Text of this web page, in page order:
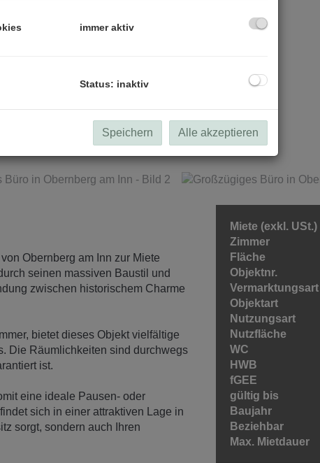
Obernberg am Inn zur Miete
seinen massiven Baustil und
zwischen historischem Charme
bietet dieses Objekt vielfältige
Die Räumlichkeiten sind durchwegs
ist.
eine ideale Pausen- oder
sich in einer attraktiven Lage in
sorgt, sondern auch Ihren
Miete (exkl. USt.)
Zimmer
Fläche
Objektnr.
Vermarktungsart
Objektart
Nutzungsart
Nutzfläche
WC
HWB
fGEE
gültig bis
Baujahr
Beziehbar
Max. Mietdauer
immer aktiv
Status: inaktiv
Speichern Alle akzeptieren